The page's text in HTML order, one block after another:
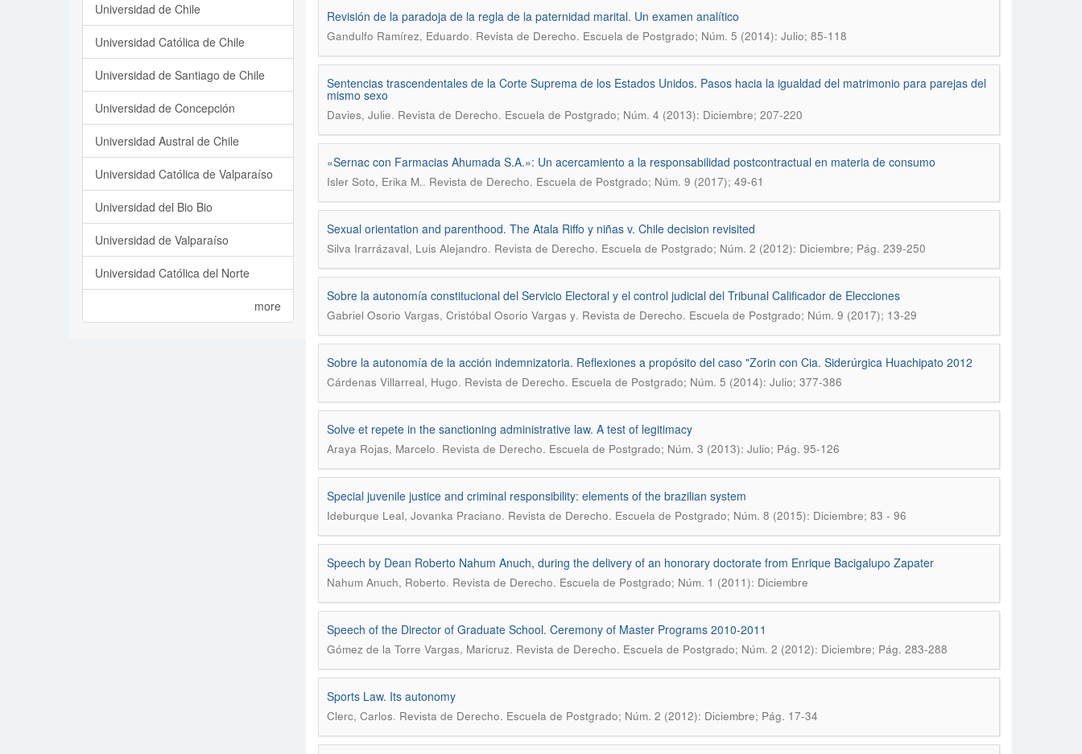
Revisión de la paradoja de la regla de la paternidad marital. Un examen analítico
Gandulfo Ramírez, Eduardo. Revista de Derecho. Escuela de Postgrado; Núm. 5 (2014): Julio; 85-118
Sentencias trascendentales de la Corte Suprema de los Estados Unidos. Pasos hacia la igualdad del matrimonio para parejas del
mismo sexo
Davies, Julie. Revista de Derecho. Escuela de Postgrado; Núm. 4 (2013): Diciembre; 207-220
«Sernac con Farmacias Ahumada S.A.»: Un acercamiento a la responsabilidad postcontractual en materia de consumo
Isler Soto, Erika M.. Revista de Derecho. Escuela de Postgrado; Núm. 9 (2017); 49-61
Sexual orientation and parenthood. The Atala Riffo y niñas v. Chile decision revisited
Silva Irarrázaval, Luis Alejandro. Revista de Derecho. Escuela de Postgrado; Núm. 2 (2012): Diciembre; Pág. 239-250
Sobre la autonomía constitucional del Servicio Electoral y el control judicial del Tribunal Calificador de Elecciones
Gabriel Osorio Vargas, Cristóbal Osorio Vargas y. Revista de Derecho. Escuela de Postgrado; Núm. 9 (2017); 13-29
Sobre la autonomía de la acción indemnizatoria. Reflexiones a propósito del caso "Zorin con Cia. Siderúrgica Huachipato 2012
Cárdenas Villarreal, Hugo. Revista de Derecho. Escuela de Postgrado; Núm. 5 (2014): Julio; 377-386
Solve et repete in the sanctioning administrative law. A test of legitimacy
Araya Rojas, Marcelo. Revista de Derecho. Escuela de Postgrado; Núm. 3 (2013): Julio; Pág. 95-126
Special juvenile justice and criminal responsibility: elements of the brazilian system
Ideburque Leal, Jovanka Praciano. Revista de Derecho. Escuela de Postgrado; Núm. 8 (2015): Diciembre; 83 - 96
Speech by Dean Roberto Nahum Anuch, during the delivery of an honorary doctorate from Enrique Bacigalupo Zapater
Nahum Anuch, Roberto. Revista de Derecho. Escuela de Postgrado; Núm. 1 (2011): Diciembre
Speech of the Director of Graduate School. Ceremony of Master Programs 2010-2011
Gómez de la Torre Vargas, Maricruz. Revista de Derecho. Escuela de Postgrado; Núm. 2 (2012): Diciembre; Pág. 283-288
Sports Law. Its autonomy
Clerc, Carlos. Revista de Derecho. Escuela de Postgrado; Núm. 2 (2012): Diciembre; Pág. 17-34
Universidad de Chile
Universidad Católica de Chile
Universidad de Santiago de Chile
Universidad de Concepción
Universidad Austral de Chile
Universidad Católica de Valparaíso
Universidad del Bio Bio
Universidad de Valparaíso
Universidad Católica del Norte
more